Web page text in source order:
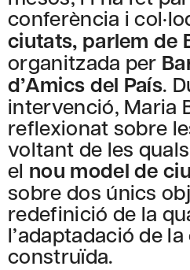
conferència i
ciutats, parlem de
organitzada per
d’Amics del País.
intervenció, Maria
reflexionat sobre
voltant de les
el nou model de
sobre dos únics
redefinició de la
l’adaptadació de
construïda.